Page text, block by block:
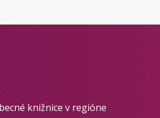
knižnice v regióne